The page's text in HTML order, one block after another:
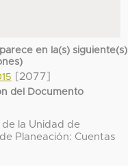
en la(s) siguiente(s)
[2077]
del Documento
la Unidad de
Planeación: Cuentas